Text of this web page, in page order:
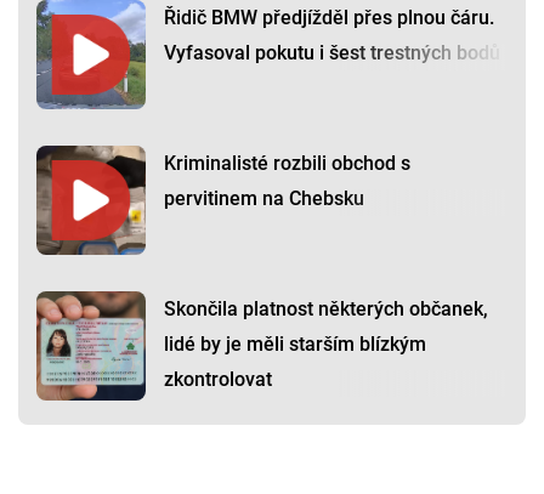
Řidič BMW předjížděl přes plnou čáru.
Vyfasoval pokutu i šest trestných bodů
Kriminalisté rozbili obchod s
pervitinem na Chebsku
Skončila platnost některých občanek,
lidé by je měli starším blízkým
zkontrolovat